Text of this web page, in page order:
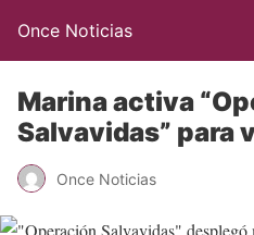
Once Noticias
Marina activa
Salvavidas” para
Once Noticias